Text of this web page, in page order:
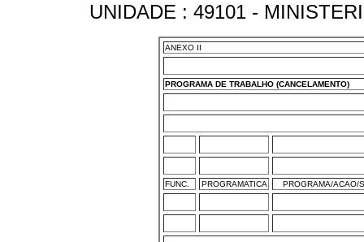
UNIDADE : 49101 -
ANEXO II
PROGRAMA DE TRABALHO (CANCELAMENTO)
FUNC. PROGRAMATICA PROGRAMA/ACAO/